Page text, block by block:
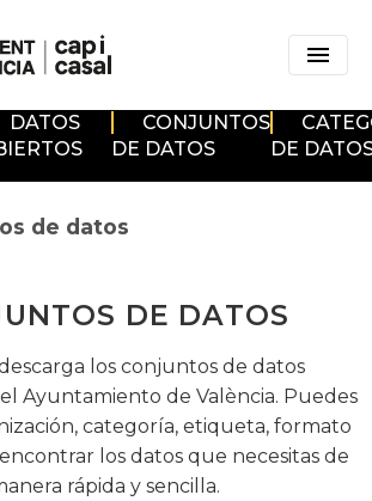
DATOS
CONJUNTOS
DE DATOS
DE
de datos
DE DATOS
los conjuntos de datos
Ayuntamiento de València. Puedes
categoría, etiqueta, formato
los datos que necesitas de
rápida y sencilla.